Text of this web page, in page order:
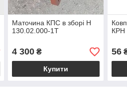
Маточина КПС в зборі Н
130.02.000-1Т
4 300₴
Купити
КРН
56